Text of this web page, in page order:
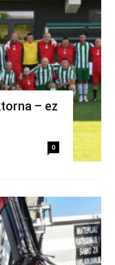
– ez
0